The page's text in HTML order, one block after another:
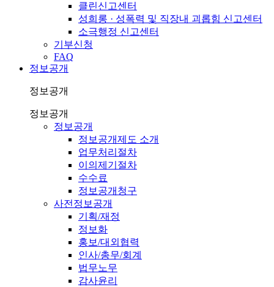
클린신고센터
성희롱 · 성폭력 및 직장내 괴롭힘 신고센터
소극행정 신고센터
기부신청
FAQ
정보공개
정보공개
정보공개
정보공개
정보공개제도 소개
업무처리절차
이의제기절차
수수료
정보공개청구
사전정보공개
기획/재정
정보화
홍보/대외협력
인사/총무/회계
법무노무
감사윤리